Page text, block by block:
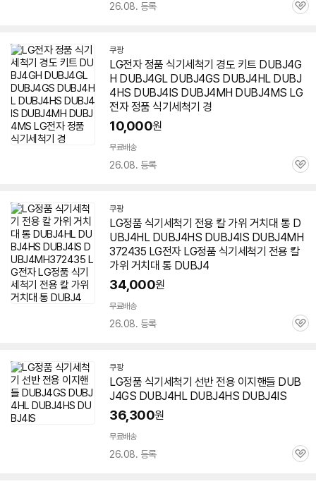
26.08. 등록
관
쿠팡
LG전자 정품 식기세척기 경도 키트 DUBJ4G
H DUBJ4GL DUBJ4GS DUBJ4HL DUBJ
4HS DUBJ4IS DUBJ4MH DUBJ4MS LG
전자 정품 식기세척기 경
10,000원
무료배송
26.08. 등록
관
쿠팡
LG정품 식기세척기 전용 칼 가위 거치대 통 D
UBJ4HL DUBJ4HS DUBJ4IS DUBJ4MH
372435 LG전자 LG정품 식기세척기 전용 칼
가위 거치대 통 DUBJ4
34,000원
무료배송
26.08. 등록
관
쿠팡
LG정품 식기세척기 선반 전용 이지핸들 DUB
J4GS DUBJ4HL DUBJ4HS DUBJ4IS
36,300원
무료배송
26.08. 등록
관